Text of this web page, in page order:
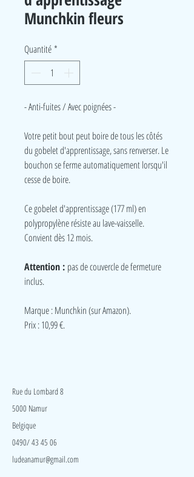
Munchkin fleurs
Quantité *
- Anti-fuites / Avec poignées -
Votre petit bout peut boire de tous les côtés
du gobelet d'apprentissage, sans renverser. Le
bouchon se ferme automatiquement lorsqu'il
cesse de boire.
Ce gobelet d'apprentissage (177 ml) en
polypropylène résiste au lave-vaisselle.
Convient dès 12 mois.
Attention : pas de couvercle de fermeture
inclus.
Marque : Munchkin (sur Amazon).
Prix : 10,99 €.
Rue du Lombard 8
5000 Namur
Belgique
0490/ 43 45 06
ludeanamur@gmail.com